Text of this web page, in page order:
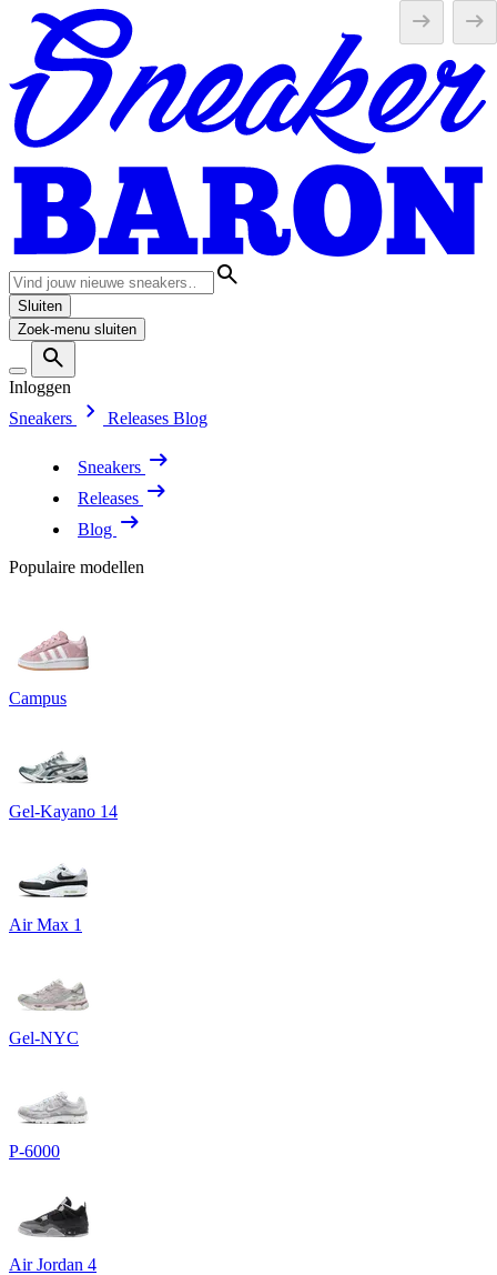
Sluiten
Zoek-menu sluiten
Inloggen
Sneakers
Releases Blog
Sneakers
Releases
Blog
Populaire modellen
Campus
Gel-Kayano 14
Air Max 1
Gel-NYC
P-6000
Air Jordan 4